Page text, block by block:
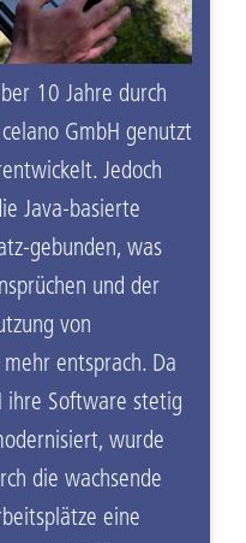
10 Jahre durch
GmbH genutzt
Jedoch
Java-basierte
gebunden, was
und der
von
entsprach. Da
ihre Software stetig
wurde
die wachsende
eine